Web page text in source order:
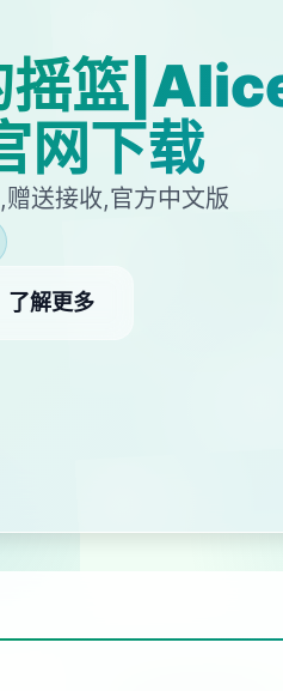
摇篮
网下载
送接收,官方中文版
了解更多